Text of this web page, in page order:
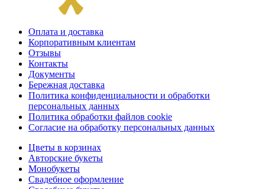
Оплата и доставка
Корпоративным клиентам
Отзывы
Контакты
Документы
Бережная доставка
Политика конфиденциальности и обработки
персональных данных
Политика обработки файлов cookie
Согласие на обработку персональных данных
Цветы в корзинах
Авторские букеты
Монобукеты
Свадебное оформление